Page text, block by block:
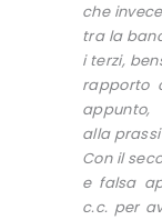
che
tra la
i terzi,
rapporto
appunto,
alla
Con il
e falsa
c.c. per